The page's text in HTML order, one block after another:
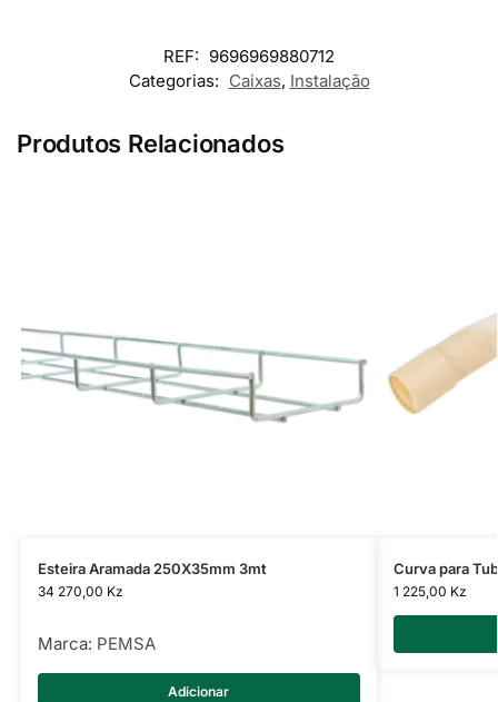
REF: 9696969880712
Categorias: Caixas, Instalação
Produtos Relacionados
Esteira Aramada 250X35mm 3mt
34 270,00 Kz
Marca: PEMSA
Adicionar
Curva para
1 225,00 Kz